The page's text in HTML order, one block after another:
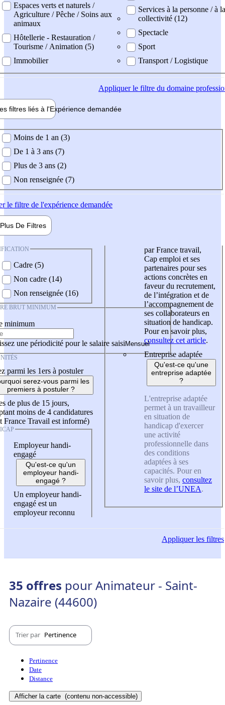
Espaces verts et naturels /
Agriculture / Pêche / Soins aux
animaux
Hôtellerie - Restauration /
Tourisme / Animation (5)
Immobilier
Services à la personne / à la
collectivité (12)
Spectacle
Sport
Transport / Logistique
Appliquerle filtre du domaine
filtres liés à l'Expérience demandée
demandée
Moins de 1 an (3)
De 1 à 3 ans (7)
Plus de 3 ans (2)
Non renseignée (7)
le filtre de l'expérience demandée
Plus De Filtres
Cadre (5)
Non cadre (14)
Non renseignée (16)
BRUT MINIMUM
minimum
une périodicité pour le salaire saisi
parmi les 1ers à postuler
serez-vous parmi les
premiers à postuler ?
de plus de 15 jours,
moins de 4 candidatures
France Travail est informé)
Employeur handi-
engagé
Qu'est-ce qu'un
employeur handi-
engagé ?
Un employeur handi-
engagé est un
employeur reconnu
par France travail,
Cap emploi et ses
partenaires pour ses
actions concrètes en
faveur du recrutement,
de l’intégration et de
l’accompagnement de
ses collaborateurs en
situation de handicap.
Pour en savoir plus,
consultez cet article.
Entreprise adaptée
Qu'est-ce qu'une
entreprise adaptée
?
L'entreprise adaptée
permet à un travailleur
en situation de
handicap d'exercer
une activité
professionnelle dans
des conditions
adaptées à ses
capacités. Pour en
savoir plus, consultez
le site de l’UNEA.
Appliquerles filtres
35 offres pour Animateur - Saint-
Nazaire (44600)
Trier par Pertinence
Pertinence
Date
Distance
Afficher la carte (contenu non-accessible)